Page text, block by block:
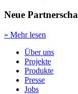
Neue
» Mehr lesen
Über uns
Projekte
Produkte
Presse
Jobs